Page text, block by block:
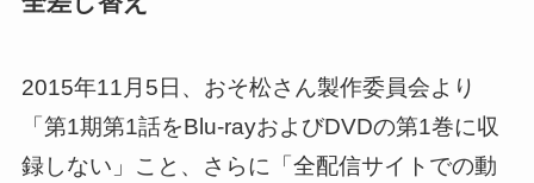
2015年11月5日、おそ松さん製作委員会より
「第1期第1話をBlu-rayおよびDVDの第1巻に収
録しない」こと、さらに「全配信サイトでの動